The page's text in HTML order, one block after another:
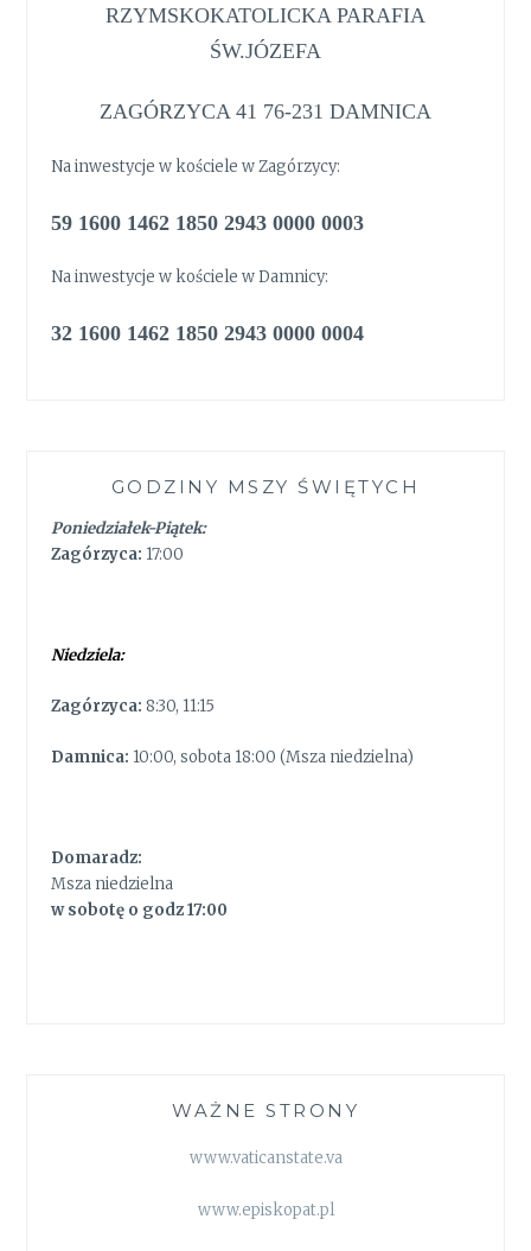
RZYMSKOKATOLICKA PARAFIA
ŚW.JÓZEFA
ZAGÓRZYCA 41 76-231 DAMNICA
Na inwestycje w kościele w Zagórzycy:
59 1600 1462 1850 2943 0000 0003
Na inwestycje w kościele w Damnicy:
32 1600 1462 1850 2943 0000 0004
GODZINY MSZY ŚWIĘTYCH
Poniedziałek-Piątek:
Zagórzyca: 17:00
Niedziela:
Zagórzyca: 8:30, 11:15
Damnica: 10:00, sobota 18:00 (Msza niedzielna)
Domaradz:
Msza niedzielna
w sobotę o godz 17:00
WAŻNE STRONY
www.vaticanstate.va
www.episkopat.pl